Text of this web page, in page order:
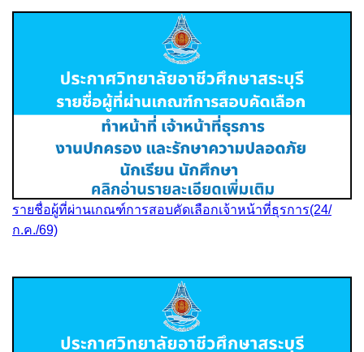
รายชื่อผู้ที่ผ่านเกณฑ์การสอบคัดเลือกเจ้าหน้าที่ธุรการ(24/
ก.ค./69)